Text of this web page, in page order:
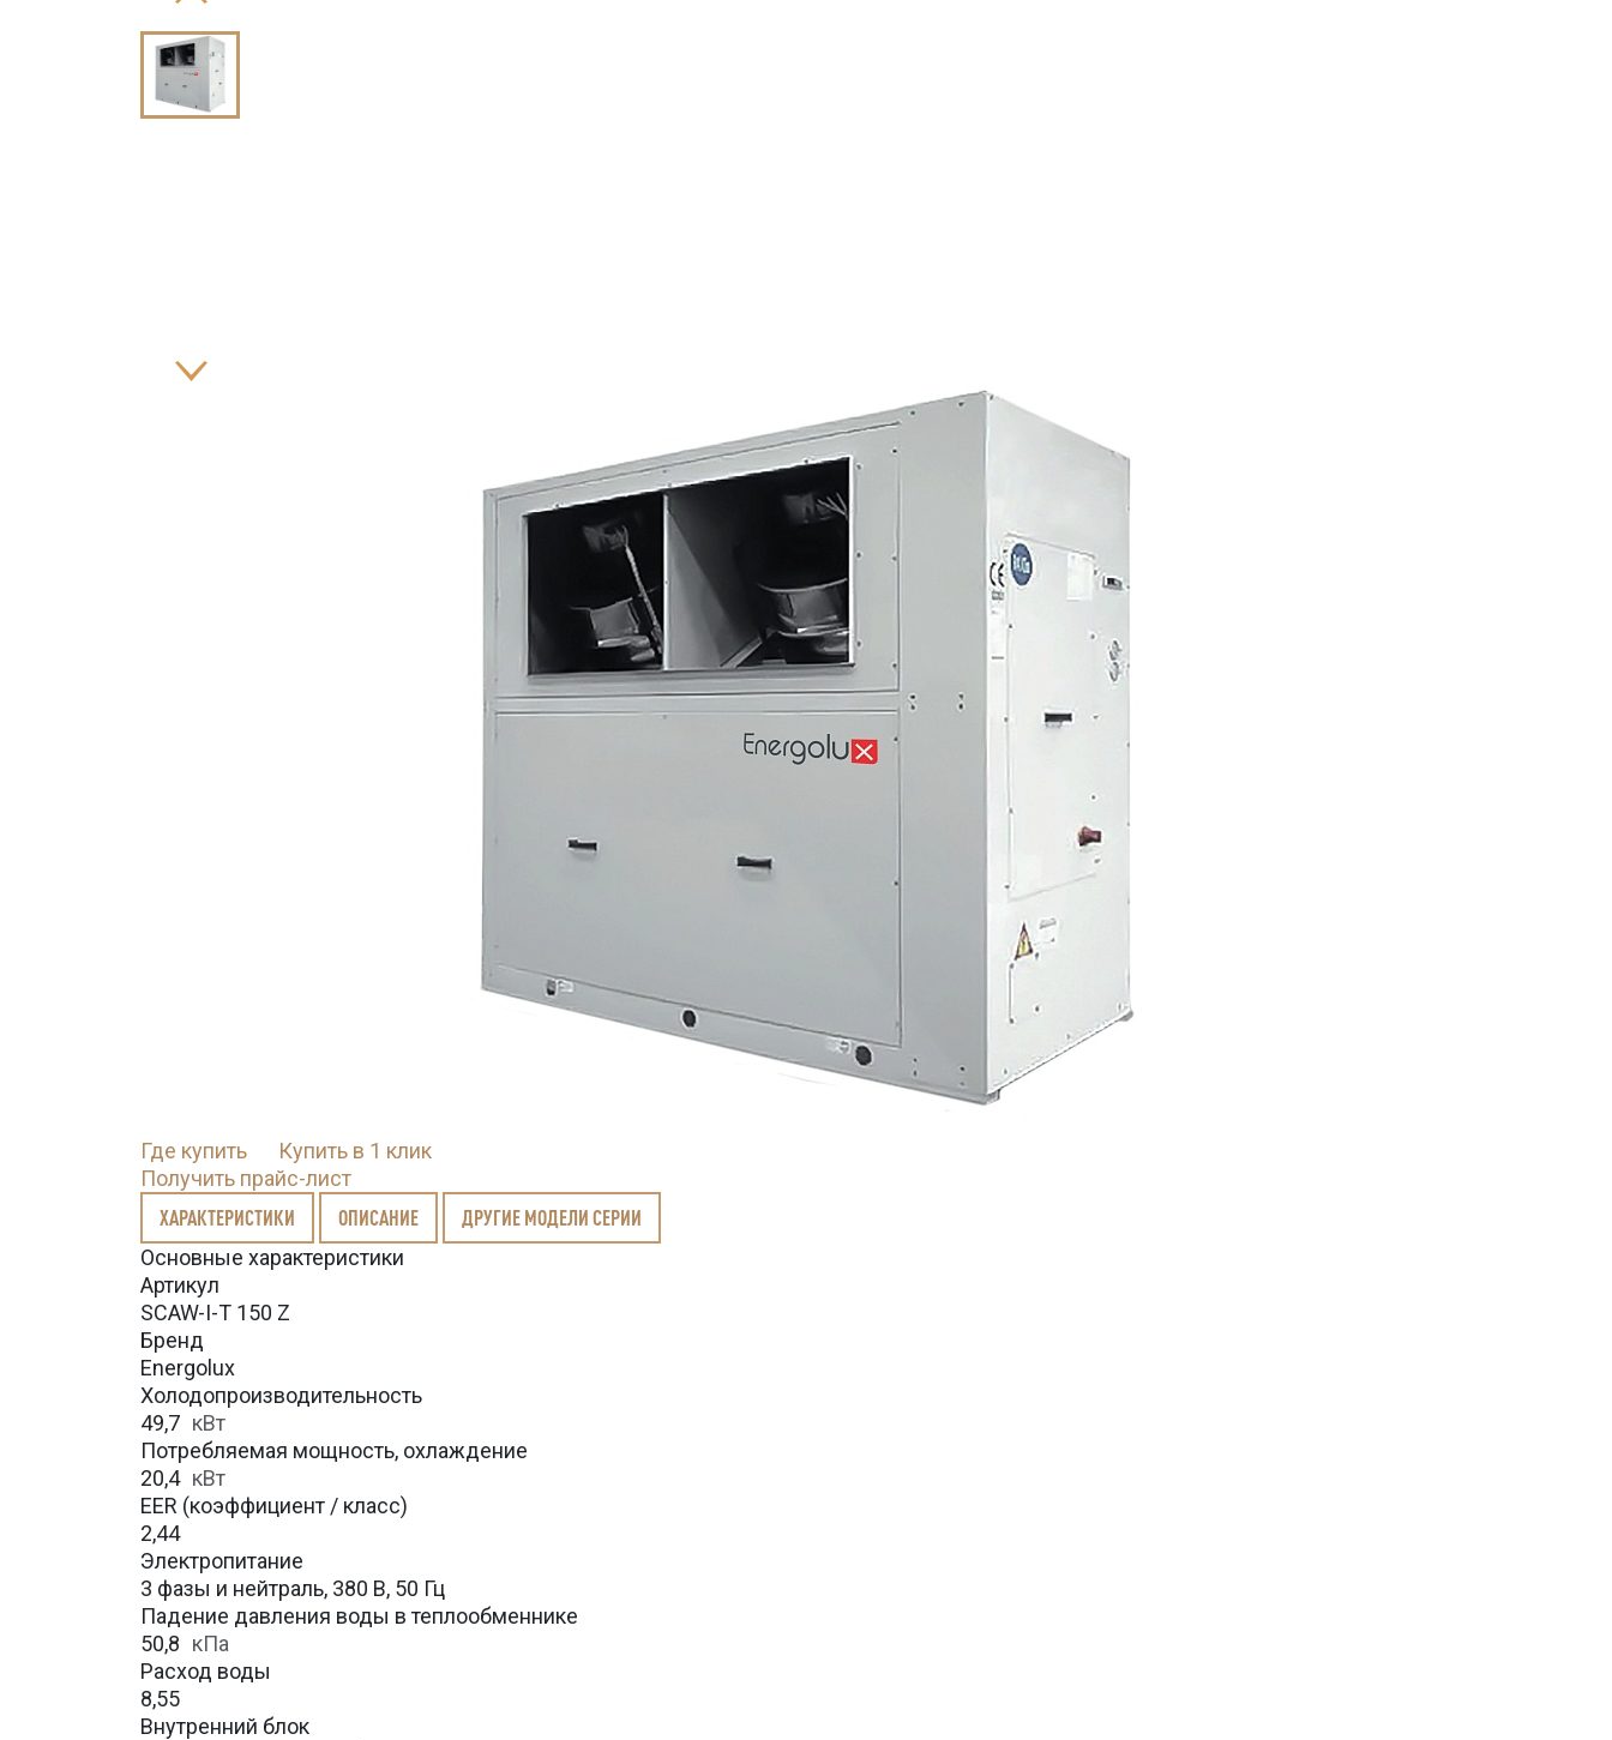
Где купить
Купить в 1 клик
Получить прайс-лист
ХАРАКТЕРИСТИКИ ОПИСАНИЕ ДРУГИЕ МОДЕЛИ СЕРИИ
Основные характеристики
Артикул
SCAW-I-T 150 Z
Бренд
Energolux
Холодопроизводительность
49,7 кВт
Потребляемая мощность, охлаждение
20,4 кВт
EER (коэффициент / класс)
2,44
Электропитание
3 фазы и нейтраль, 380 В, 50 Гц
Падение давления воды в теплообменнике
50,8 кПа
Расход воды
8,55
Внутренний блок